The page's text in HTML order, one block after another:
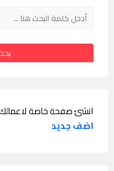
انشئ صفحة خاصة لاعمالك
اضف جديد